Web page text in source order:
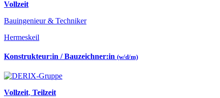
Vollzeit
Bauingenieur & Techniker
Hermeskeil
Konstrukteur:in / Bauzeichner:in (w/d/m)
Vollzeit, Teilzeit